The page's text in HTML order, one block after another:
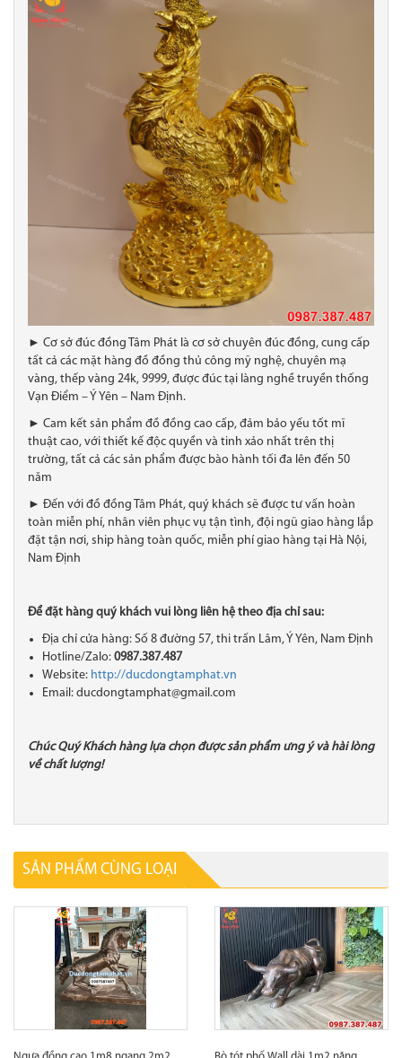
► Cơ sở đúc đồng Tâm Phát là cơ sở chuyên đúc đồng, cung cấp
tất cả các mặt hàng đồ đồng thủ công mỹ nghệ, chuyên mạ
vàng, thếp vàng 24k, 9999, được đúc tại làng nghề truyền thống
Vạn Điểm – Ý Yên – Nam Định.
► Cam kết sản phẩm đồ đồng cao cấp, đảm bảo yếu tốt mĩ
thuật cao, với thiết kế độc quyền và tinh xảo nhất trên thị
trường, tất cả các sản phẩm được bào hành tối đa lên đến 50
năm
► Đến với đồ đồng Tâm Phát, quý khách sẽ được tư vấn hoàn
toàn miễn phí, nhân viên phục vụ tận tình, đội ngũ giao hàng lắp
đặt tận nơi, ship hàng toàn quốc, miễn phí giao hàng tại Hà Nội,
Nam Định
Để đặt hàng quý khách vui lòng liên hệ theo địa chỉ sau:
Địa chỉ cửa hàng: Số 8 đường 57, thi trấn Lâm, Ý Yên, Nam Định
Hotline/Zalo: 0987.387.487
Website: http://ducdongtamphat.vn
Email: ducdongtamphat@gmail.com
Chúc Quý Khách hàng lựa chọn được sản phẩm ưng ý và hài lòng
về chất lượng!
SẢN PHẨM CÙNG LOẠI